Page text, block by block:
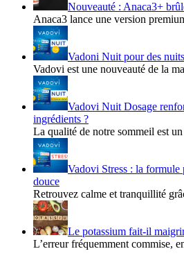
Nouveauté : Anaca3+
Anaca3 lance une version
Vadoni Nuit pour des
Vadovi est une nouveauté de la
Vadovi Nuit Dosage
ingrédients ?
La qualité de notre sommeil est
Vadovi Stress : la formule
douce
Retrouvez calme et tranquillité
Le potassium fait-il
L’erreur fréquemment commise,